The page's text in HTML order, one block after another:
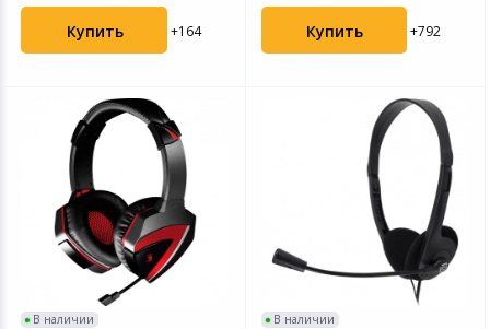
Купить +164 Купить +792
В наличии
В наличии